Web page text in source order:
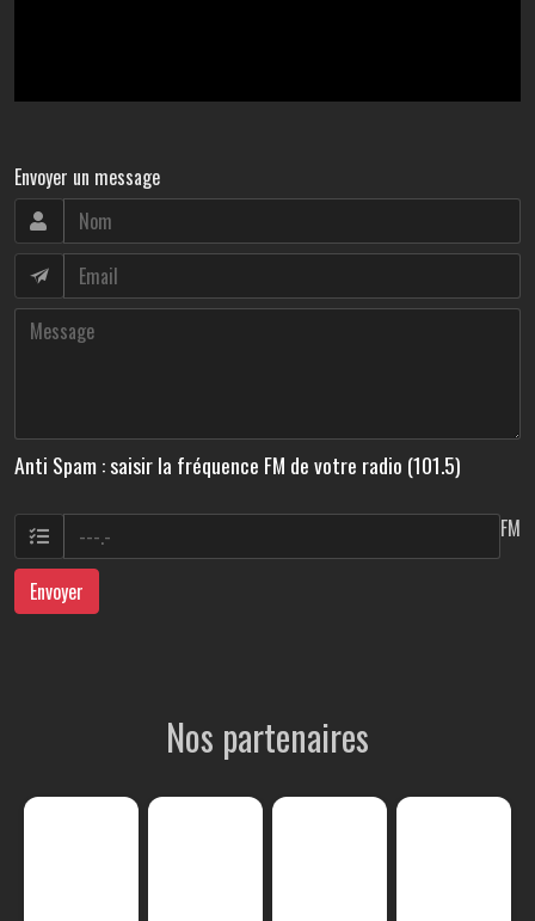
Envoyer un message
Anti Spam : saisir la fréquence FM de votre radio (101.5)
FM
Envoyer
Nos partenaires